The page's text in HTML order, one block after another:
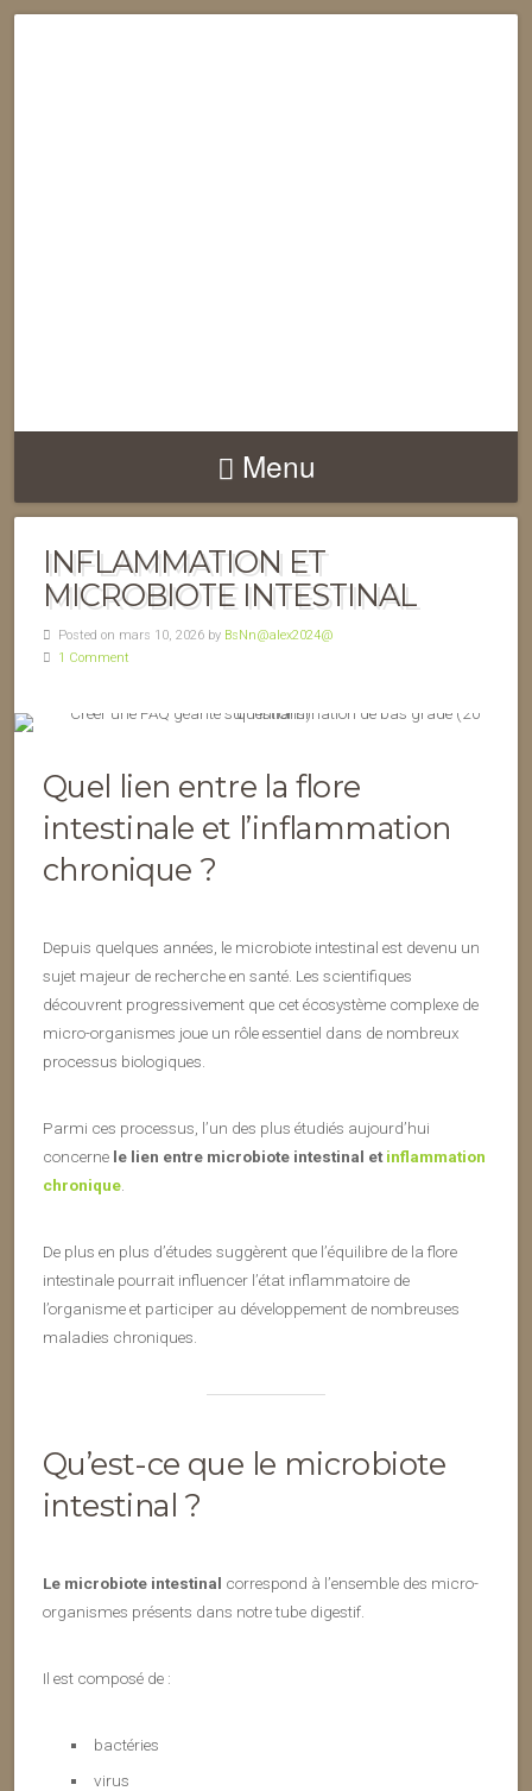
Menu
INFLAMMATION ET
MICROBIOTE INTESTINAL
Posted on mars 10, 2026 by BsNn@alex2024@
1 Comment
Quel lien entre la flore
intestinale et l’inflammation
chronique ?
Depuis quelques années, le microbiote intestinal est devenu un
sujet majeur de recherche en santé. Les scientifiques
découvrent progressivement que cet écosystème complexe de
micro-organismes joue un rôle essentiel dans de nombreux
processus biologiques.
Parmi ces processus, l’un des plus étudiés aujourd’hui
concerne le lien entre microbiote intestinal et inflammation
chronique
De plus en plus d’études suggèrent que l’équilibre de la flore
intestinale pourrait influencer l’état inflammatoire de
l’organisme et participer au développement de nombreuses
maladies chroniques.
Qu’est-ce que le microbiote
intestinal ?
Le microbiote intestinal correspond à l’ensemble des micro-
organismes présents dans notre tube digestif.
Il est composé de :
bactéries
virus